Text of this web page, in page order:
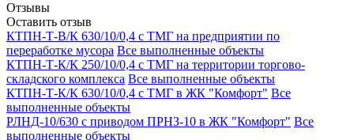
Отзывы
Оставить отзыв
КТПН-Т-В/К 630/10/0,4 с ТМГ на предприятии по
переработке мусора Все выполненные объекты
КТПН-Т-К/К 250/10/0,4 с ТМГ на территории торгово-
складского комплекса Все выполненные объекты
КТПН-Т-К/К 630/10/0,4 с ТМГ в ЖК "Комфорт" Все
выполненные объекты
РЛНД-10/630 с приводом ПРНЗ-10 в ЖК "Комфорт" Все
выполненные объекты